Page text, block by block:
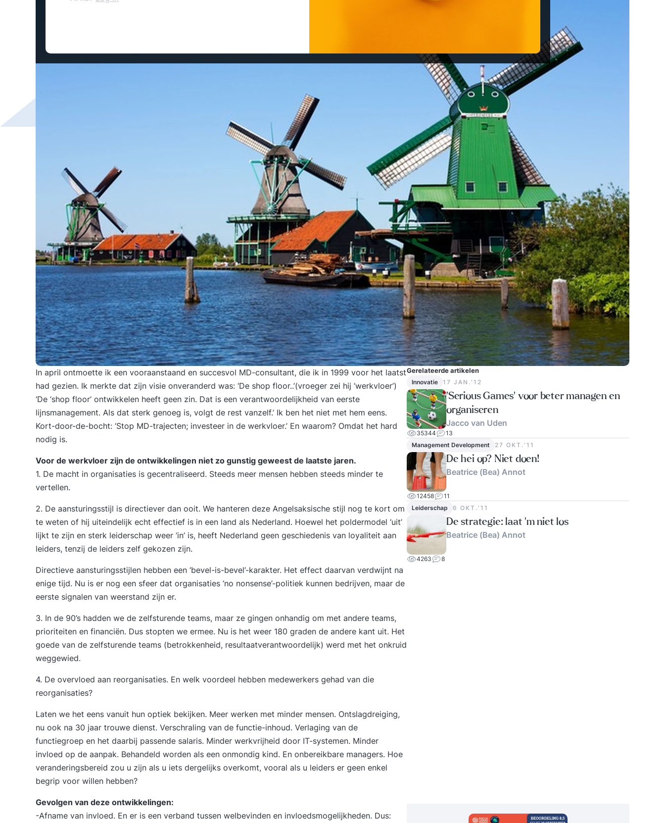
In april ontmoette ik een vooraanstaand en succesvol MD-consultant, die ik in 1999 voor het laatst
had gezien. Ik merkte dat zijn visie onveranderd was: ‘De shop floor..’(vroeger zei hij ‘werkvloer’)
‘De ‘shop floor’ ontwikkelen heeft geen zin. Dat is een verantwoordelijkheid van eerste
lijnsmanagement. Als dat sterk genoeg is, volgt de rest vanzelf.’ Ik ben het niet met hem eens.
Kort-door-de-bocht: ‘Stop MD-trajecten; investeer in de werkvloer.’ En waarom? Omdat het hard
nodig is.
Voor de werkvloer zijn de ontwikkelingen niet zo gunstig geweest de laatste jaren.
1. De macht in organisaties is gecentraliseerd. Steeds meer mensen hebben steeds minder te
vertellen.
2. De aansturingsstijl is directiever dan ooit. We hanteren deze Angelsaksische stijl nog te kort om
te weten of hij uiteindelijk echt effectief is in een land als Nederland. Hoewel het poldermodel ‘uit’
lijkt te zijn en sterk leiderschap weer ‘in’ is, heeft Nederland geen geschiedenis van loyaliteit aan
leiders, tenzij de leiders zelf gekozen zijn.
Directieve aansturingsstijlen hebben een ‘bevel-is-bevel’-karakter. Het effect daarvan verdwijnt na
enige tijd. Nu is er nog een sfeer dat organisaties ‘no nonsense’-politiek kunnen bedrijven, maar de
eerste signalen van weerstand zijn er.
3. In de 90’s hadden we de zelfsturende teams, maar ze gingen onhandig om met andere teams,
prioriteiten en financiën. Dus stopten we ermee. Nu is het weer 180 graden de andere kant uit. Het
goede van de zelfsturende teams (betrokkenheid, resultaatverantwoordelijk) werd met het onkruid
weggewied.
4. De overvloed aan reorganisaties. En welk voordeel hebben medewerkers gehad van die
reorganisaties?
Laten we het eens vanuit hun optiek bekijken. Meer werken met minder mensen. Ontslagdreiging,
nu ook na 30 jaar trouwe dienst. Verschraling van de functie-inhoud. Verlaging van de
functiegroep en het daarbij passende salaris. Minder werkvrijheid door IT-systemen. Minder
invloed op de aanpak. Behandeld worden als een onmondig kind. En onbereikbare managers. Hoe
veranderingsbereid zou u zijn als u iets dergelijks overkomt, vooral als u leiders er geen enkel
begrip voor willen hebben?
Gevolgen van deze ontwikkelingen:
-Afname van invloed. En er is een verband tussen welbevinden en invloedsmogelijkheden. Dus:
Gerelateerde artikelen
Innovatie 17 JAN.‘12
'Serious Games' voor beter managen en
organiseren
Jacco van Uden
35344
13
Management Development
27 OKT.‘11
De hei op? Niet doen!
Beatrice (Bea) Annot
12458
11
Leiderschap
6 OKT.‘11
De strategie: laat 'm niet los
Beatrice (Bea) Annot
4263 8